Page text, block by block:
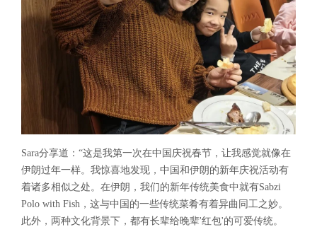
Sara分享道：“这是我第一次在中国庆祝春节，让我感觉就像在
伊朗过年一样。我惊喜地发现，中国和伊朗的新年庆祝活动有
着诸多相似之处。在伊朗，我们的新年传统美食中就有Sabzi
Polo with Fish，这与中国的一些传统菜肴有着异曲同工之妙。
此外，两种文化背景下，都有长辈给晚辈'红包'的可爱传统。